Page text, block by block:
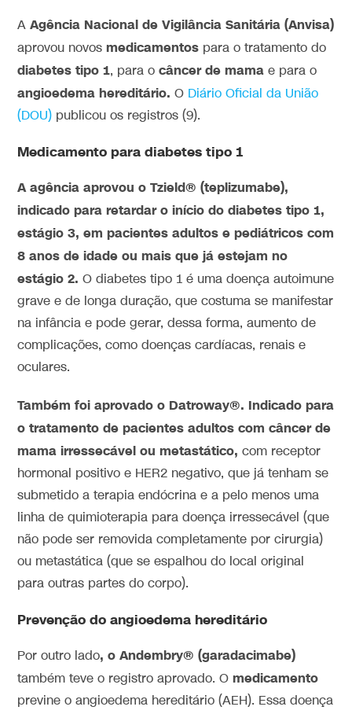
AAgência Nacional de Vigilância Sanitária (Anvisa)
aprovou novosmedicamentos para o tratamento do
diabetes tipo 1, para o câncer de mama e para o
angioedema hereditário. O Diário Oficial da União
(DOU) publicou os registros (9).
Medicamento para diabetes tipo 1
A agência aprovou o Tzield® (teplizumabe),
indicado para retardar o início do diabetes tipo 1,
estágio 3, em pacientes adultos e pediátricos com
8 anos de idade ou mais que já estejam no
estágio 2.O diabetes tipo 1 é uma doença autoimune
grave e de longa duração, que costuma se manifestar
na infância e pode gerar, dessa forma, aumento de
complicações, como doenças cardíacas, renais e
oculares.
Também foi aprovado o Datroway®. Indicado para
o tratamento de pacientes adultos com câncer de
mama irressecável ou metastático,com receptor
hormonal positivo e HER2 negativo, que já tenham se
submetido a terapia endócrina e a pelo menos uma
linha de quimioterapia para doença irressecável (que
não pode ser removida completamente por cirurgia)
ou metastática (que se espalhou do local original
para outras partes do corpo).
Prevenção do angioedema hereditário
Por outro lado, o Andembry® (garadacimabe)
também teve o registro aprovado. Omedicamento
previne o angioedema hereditário (AEH). Essa doença